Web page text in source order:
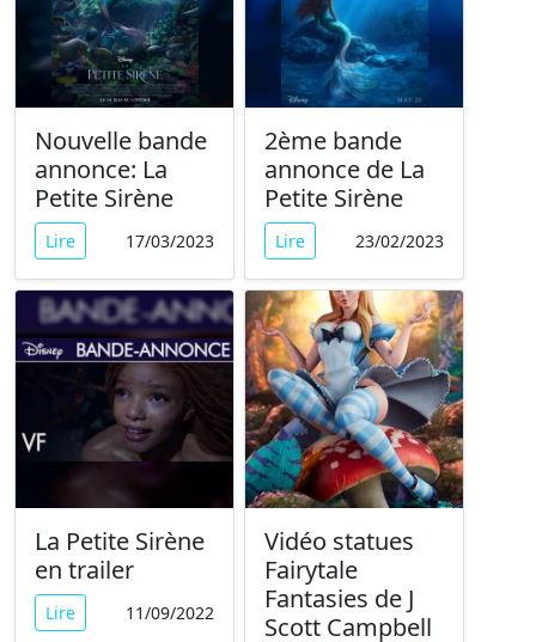
Nouvelle bande
annonce: La
Petite Sirène
Lire 17/03/2023
2ème bande
annonce de La
Petite Sirène
Lire 23/02/2023
La Petite Sirène
en trailer
Lire 11/09/2022
Vidéo statues
Fairytale
Fantasies de J
Scott Campbell